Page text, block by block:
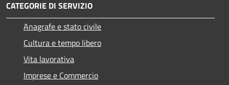
CATEGORIE DI SERVIZIO
Anagrafe e stato civile
Cultura e tempo libero
Vita lavorativa
Imprese e Commercio